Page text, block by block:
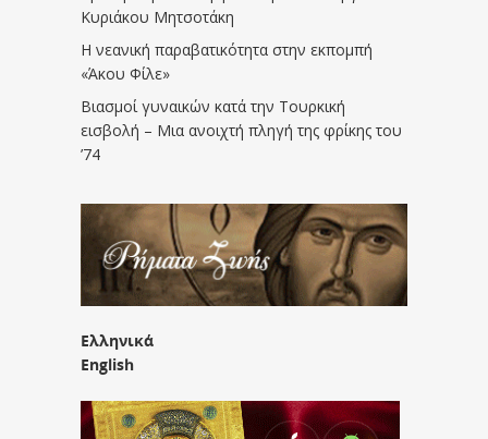
Κυριάκου Μητσοτάκη
Η νεανική παραβατικότητα στην εκπομπή
«Άκου Φίλε»
Βιασμοί γυναικών κατά την Τουρκική
εισβολή – Μια ανοιχτή πληγή της φρίκης του
’74
Ελληνικά
English